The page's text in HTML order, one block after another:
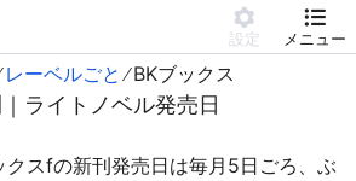
設定 メニュー
レーベルごと BKブックス
ライトノベル発売日
クスfの新刊発売日は毎月5日ごろ、ぶ